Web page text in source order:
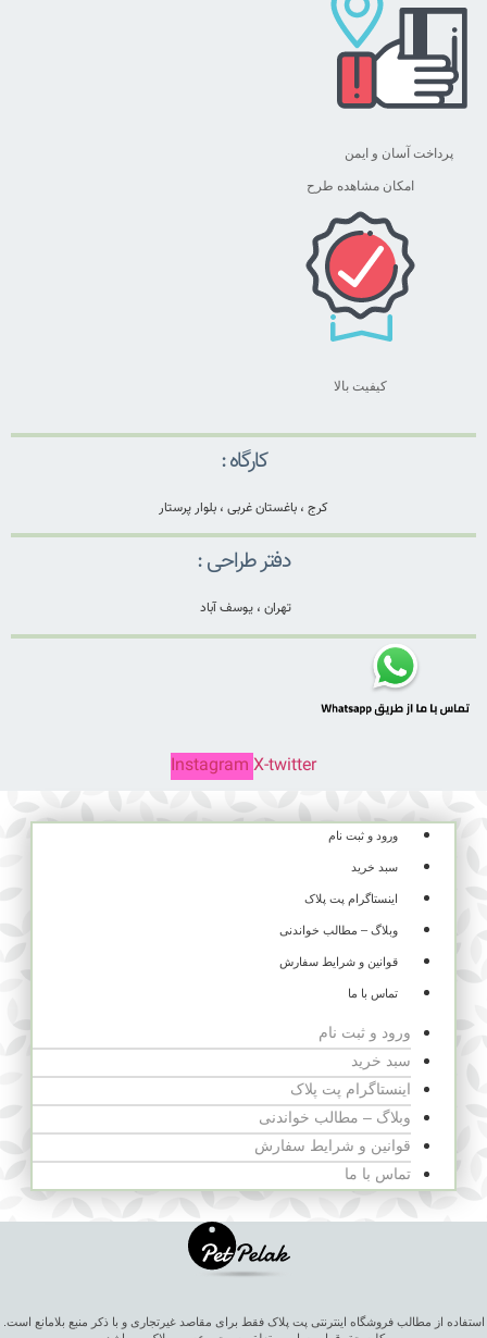
پرداخت آسان و ایمن
امکان مشاهده طرح
کیفیت بالا
کارگاه :
کرج ، باغستان غربی ، بلوار پرستار
دفتر طراحی :
تهران ، یوسف آباد
Instagram X-twitter
ورود و ثبت نام
سبد خرید
اینستاگرام پت پلاک
وبلاگ – مطالب خواندنی
قوانین و شرایط سفارش
تماس با ما
ورود و ثبت نام
سبد خرید
اینستاگرام پت پلاک
وبلاگ – مطالب خواندنی
قوانین و شرایط سفارش
تماس با ما
استفاده از مطالب فروشگاه اینترنتی پت پلاک فقط برای مقاصد غیرتجاری و با ذکر منبع بلامانع است.